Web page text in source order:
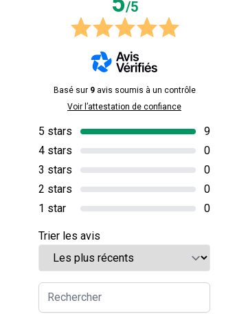
/5
Basé sur 9avis soumis à un contrôle
Voir l’attestation de confiance
5 stars
9
4 stars
0
3 stars
0
2 stars
0
1 star
0
Trier les avis